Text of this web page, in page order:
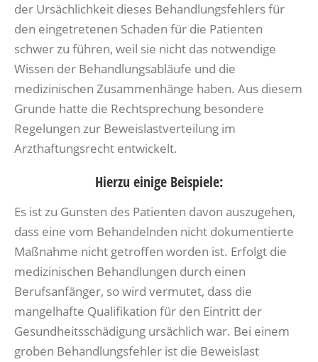
der Ursächlichkeit dieses Behandlungsfehlers für
den eingetretenen Schaden für die Patienten
schwer zu führen, weil sie nicht das notwendige
Wissen der Behandlungsabläufe und die
medizinischen Zusammenhänge haben. Aus diesem
Grunde hatte die Rechtsprechung besondere
Regelungen zur Beweislastverteilung im
Arzthaftungsrecht entwickelt.
Hierzu einige Beispiele:
Es ist zu Gunsten des Patienten davon auszugehen,
dass eine vom Behandelnden nicht dokumentierte
Maßnahme nicht getroffen worden ist. Erfolgt die
medizinischen Behandlungen durch einen
Berufsanfänger, so wird vermutet, dass die
mangelhafte Qualifikation für den Eintritt der
Gesundheitsschädigung ursächlich war. Bei einem
groben Behandlungsfehler ist die Beweislast